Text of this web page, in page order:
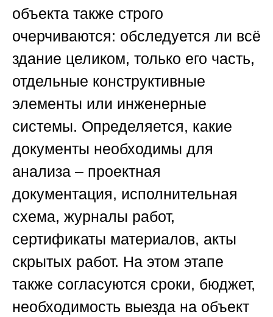
объекта также строго
очерчиваются: обследуется ли всё
здание целиком, только его часть,
отдельные конструктивные
элементы или инженерные
системы. Определяется, какие
документы необходимы для
анализа – проектная
документация, исполнительная
схема, журналы работ,
сертификаты материалов, акты
скрытых работ. На этом этапе
также согласуются сроки, бюджет,
необходимость выезда на объект